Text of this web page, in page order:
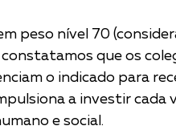
que os
o indicado para
a investir cada
e social.